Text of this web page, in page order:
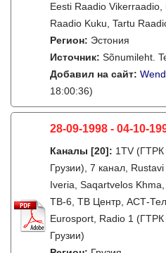
Eesti Raadio Vikerraadio,
Raadio Kuku, Tartu
Регион: Эстония
Источник: Sõnumileht.
Добавил на сайт:
18:00:36)
28-09-1998 - 04-10-
Каналы [20]: 1TV (ГТРК
Грузии), 7 канал,
Iveria, Saqartvelos
ТВ-6, ТВ Центр, АСТ-
Eurosport, Radio 1
Грузии)